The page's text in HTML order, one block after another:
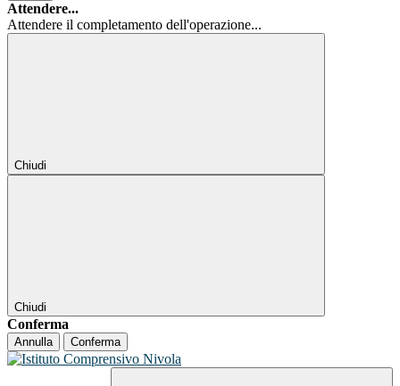
Attendere...
Attendere il completamento dell'operazione...
Chiudi
Chiudi
Conferma
Annulla Conferma